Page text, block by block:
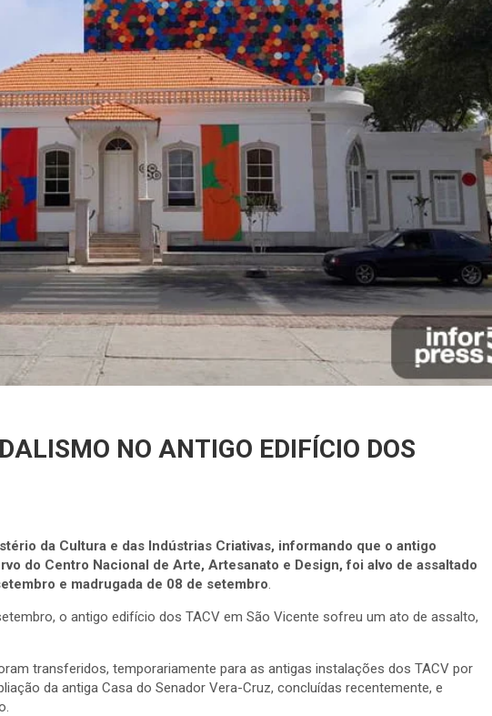
NO ANTIGO EDIFÍCIO DOS
da Cultura e das Indústrias Criativas, informando que o antigo
do Centro Nacional de Arte, Artesanato e Design, foi alvo de assaltado
e madrugada de 08 de setembro.
o antigo edifício dos TACV em São Vicente sofreu um ato de assalto,
transferidos, temporariamente para as antigas instalações dos TACV por
da antiga Casa do Senador Vera-Cruz, concluídas recentemente, e